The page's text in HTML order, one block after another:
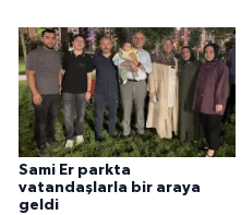
Sami Er parkta
vatandaşlarla bir araya
geldi